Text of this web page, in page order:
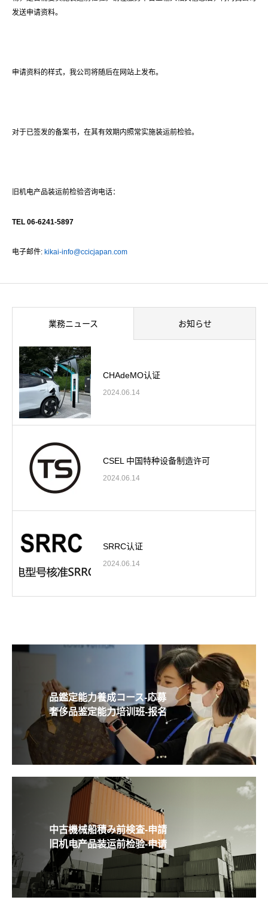
发送申请资料。
申请资料的样式，我公司将随后在网站上发布。
对于已签发的备案书，在其有效期内照常实施装运前检验。
旧机电产品装运前检验咨询电话：
TEL 06-6241-5897
电子邮件: kikai-info@ccicjapan.com
業務ニュース お知らせ
CHAdeMO认证
2024.06.14
CSEL 中国特种设备制造许可
2024.06.14
SRRC认证
2024.06.14
品鑑定能力養成コース-応募
奢侈品鉴定能力培训班-报名
中古機械船積み前検査-申請
旧机电产品装运前检验-申请